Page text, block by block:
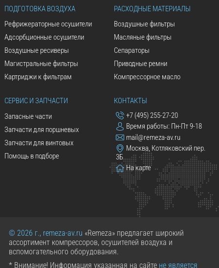
ПОДГОТОВКА ВОЗДУХА
Рефрижераторные осушители
Адсорбционные осушители
Воздушные ресиверы
Магистральные фильтры
Картриджи к фильтрам
РАСХОДНЫЕ МАТЕРИАЛЫ
Воздушные фильтры
Масляные фильтры
Сепараторы
Приводные ремни
Компрессорное масло
СЕРВИС И ЗАПЧАСТИ
Запасные части
Запчасти для поршневых
Запчасти для винтовых
Помощь в подборе
КОНТАКТЫ
+7 (495) 255-27-20
Время работы: Пн-Пт 9-18
mail@remeza-av.ru
Москва, Котляковский пер.
3Б
На карте
© 2026 г., remeza-av.ru «Remeza» предлагает широкий
ассортимент компрессоров, осушителей воздуха и
вспомогательного оборудования.
* Внимание! Информация указанная на сайте не является